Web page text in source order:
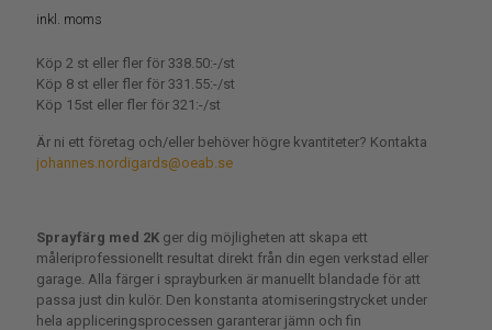
inkl. moms
Köp 2 st eller fler för 338.50:-/st
Köp 8 st eller fler för 331.55:-/st
Köp 15st eller fler för 321:-/st
Är ni ett företag och/eller behöver högre kvantiteter? Kontakta
johannes.nordigards@oeab.se
Sprayfärg med 2K ger dig möjligheten att skapa ett
måleriprofessionellt resultat direkt från din egen verkstad eller
garage. Alla färger i sprayburken är manuellt blandade för att
passa just din kulör. Den konstanta atomiseringstrycket under
hela appliceringsprocessen garanterar jämn och fin